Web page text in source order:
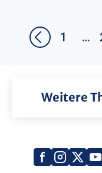
1 …
Weitere
Facebook
X